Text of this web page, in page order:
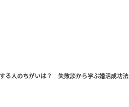
る人のちがいは？ 失敗談から学ぶ婚活成功法